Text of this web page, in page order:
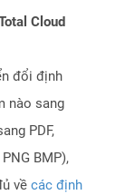
Cloud
đổi định
nào sang
PDF,
PNG BMP),
về các định